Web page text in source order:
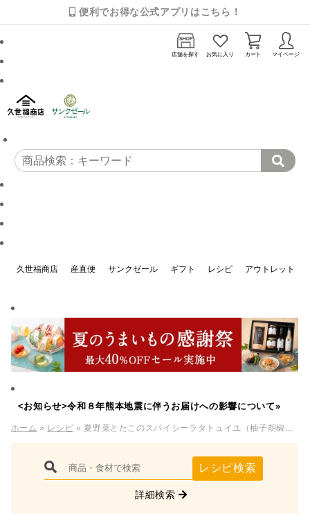
便利でお得な公式アプリはこちら！
店舗を探す お気に入り カート マイページ
久世福商店 産直便 サンクゼール ギフト レシピ アウトレット
<お知らせ>令和８年熊本地震に伴うお届けへの影響について»
ホーム » レシピ » 夏野菜とたこのスパイシーラタトュイユ（柚子胡椒の香り弾けるアラビアータソース）（旨味豊かな昆布だし）
レシピ検索
詳細検索